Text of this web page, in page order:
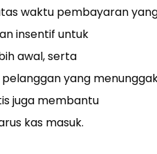
waktu pembayaran
insentif untuk
awal, serta
yang
juga membantu
kas masuk.